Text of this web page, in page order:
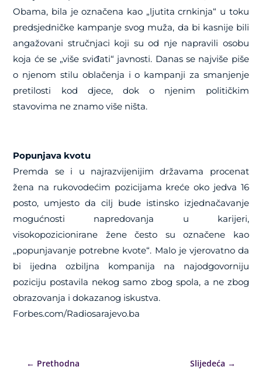
Obama, bila je označena kao „ljutita crnkinja“ u toku
predsjedničke kampanje svog muža, da bi kasnije bili
angažovani stručnjaci koji su od nje napravili osobu
koja će se „više sviđati“ javnosti. Danas se najviše piše
o njenom stilu oblačenja i o kampanji za smanjenje
pretilosti kod djece, dok o njenim političkim
stavovima ne znamo više ništa.
Popunjava kvotu
Premda se i u najrazvijenijim državama procenat
žena na rukovodećim pozicijama kreće oko jedva 16
posto, umjesto da cilj bude istinsko izjednačavanje
mogućnosti napredovanja u karijeri,
visokopozicionirane žene često su označene kao
„popunjavanje potrebne kvote“. Malo je vjerovatno da
bi ijedna ozbiljna kompanija na najodgovorniju
poziciju postavila nekog samo zbog spola, a ne zbog
obrazovanja i dokazanog iskustva.
Forbes.com/Radiosarajevo.ba
← Prethodna Slijedeća →